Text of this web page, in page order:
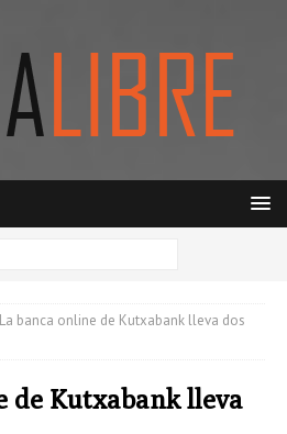
La banca online de Kutxabank lleva dos
de Kutxabank lleva